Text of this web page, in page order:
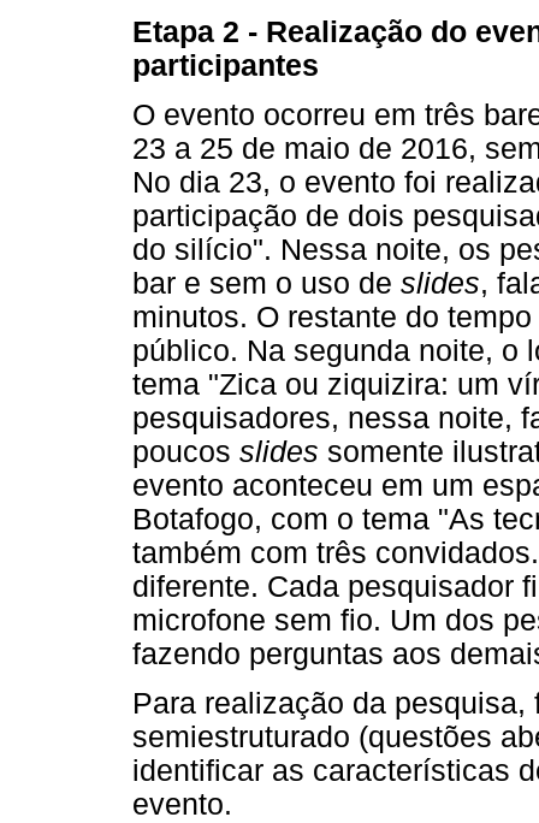
Etapa 2 - Realização do
participantes
O evento ocorreu em três
23 a 25 de maio de 2016,
No dia 23, o evento foi
participação de dois
do silício". Nessa noite, os
bar e sem o uso de slides,
minutos. O restante do
público. Na segunda noite, o
tema "Zica ou ziquizira: um
pesquisadores, nessa noite,
poucos slides somente
evento aconteceu em um
Botafogo, com o tema "As
também com três
diferente. Cada pesquisador
microfone sem fio. Um dos
fazendo perguntas aos
Para realização da
semiestruturado (questões
identificar as características
evento.